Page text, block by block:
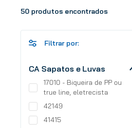
50 produtos
CA Sapatos e Luvas
17010 - Biqueira de PP ou
true line, eletrecista
42149
41415